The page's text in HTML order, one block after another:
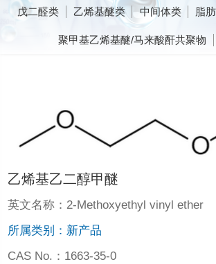
戊二醛类 乙烯基醚类 中间体类 脂
聚甲基乙烯基醚/马来酸酐共聚物
乙烯基乙二醇甲醚
英文名称：2-Methoxyethyl vinyl ether
所属类别：新产品
CAS No.：1663-35-0